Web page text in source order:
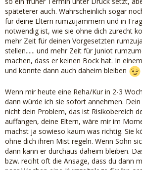
späteterer auch. Wahrscheinlich sogar
für deine Eltern rumzujammern und in
notwendig ist, wie sie ohne dich zurecht
mehr Zeit für deinen Vorgesetzten
stellen...... und mehr Zeit für Juniot
machen, dass er keinen Bock hat. In
und könnte dann auch daheim bleiben
Wenn mir heute eine Reha/Kur in 2-3
dann würde ich sie sofort annehmen.
nicht dein Problem, das ist Risikobereich
auffangen, deine Eltern, wäre mir im
machst ja sowieso kaum was richtig. Sie
ohne dich ihren Mist regeln. Wenn Sohn
dann kann er durchaus daheim bleiben.
bzw. reciht oft die Ansage, dass du dann